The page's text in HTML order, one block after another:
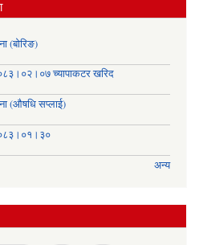
(बोरिङ)
च्यापाकटर खरिद
(औषधि सप्लाई)
अन्य